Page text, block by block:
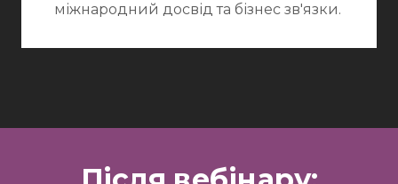
міжнародний досвід та бізнес зв'язки.